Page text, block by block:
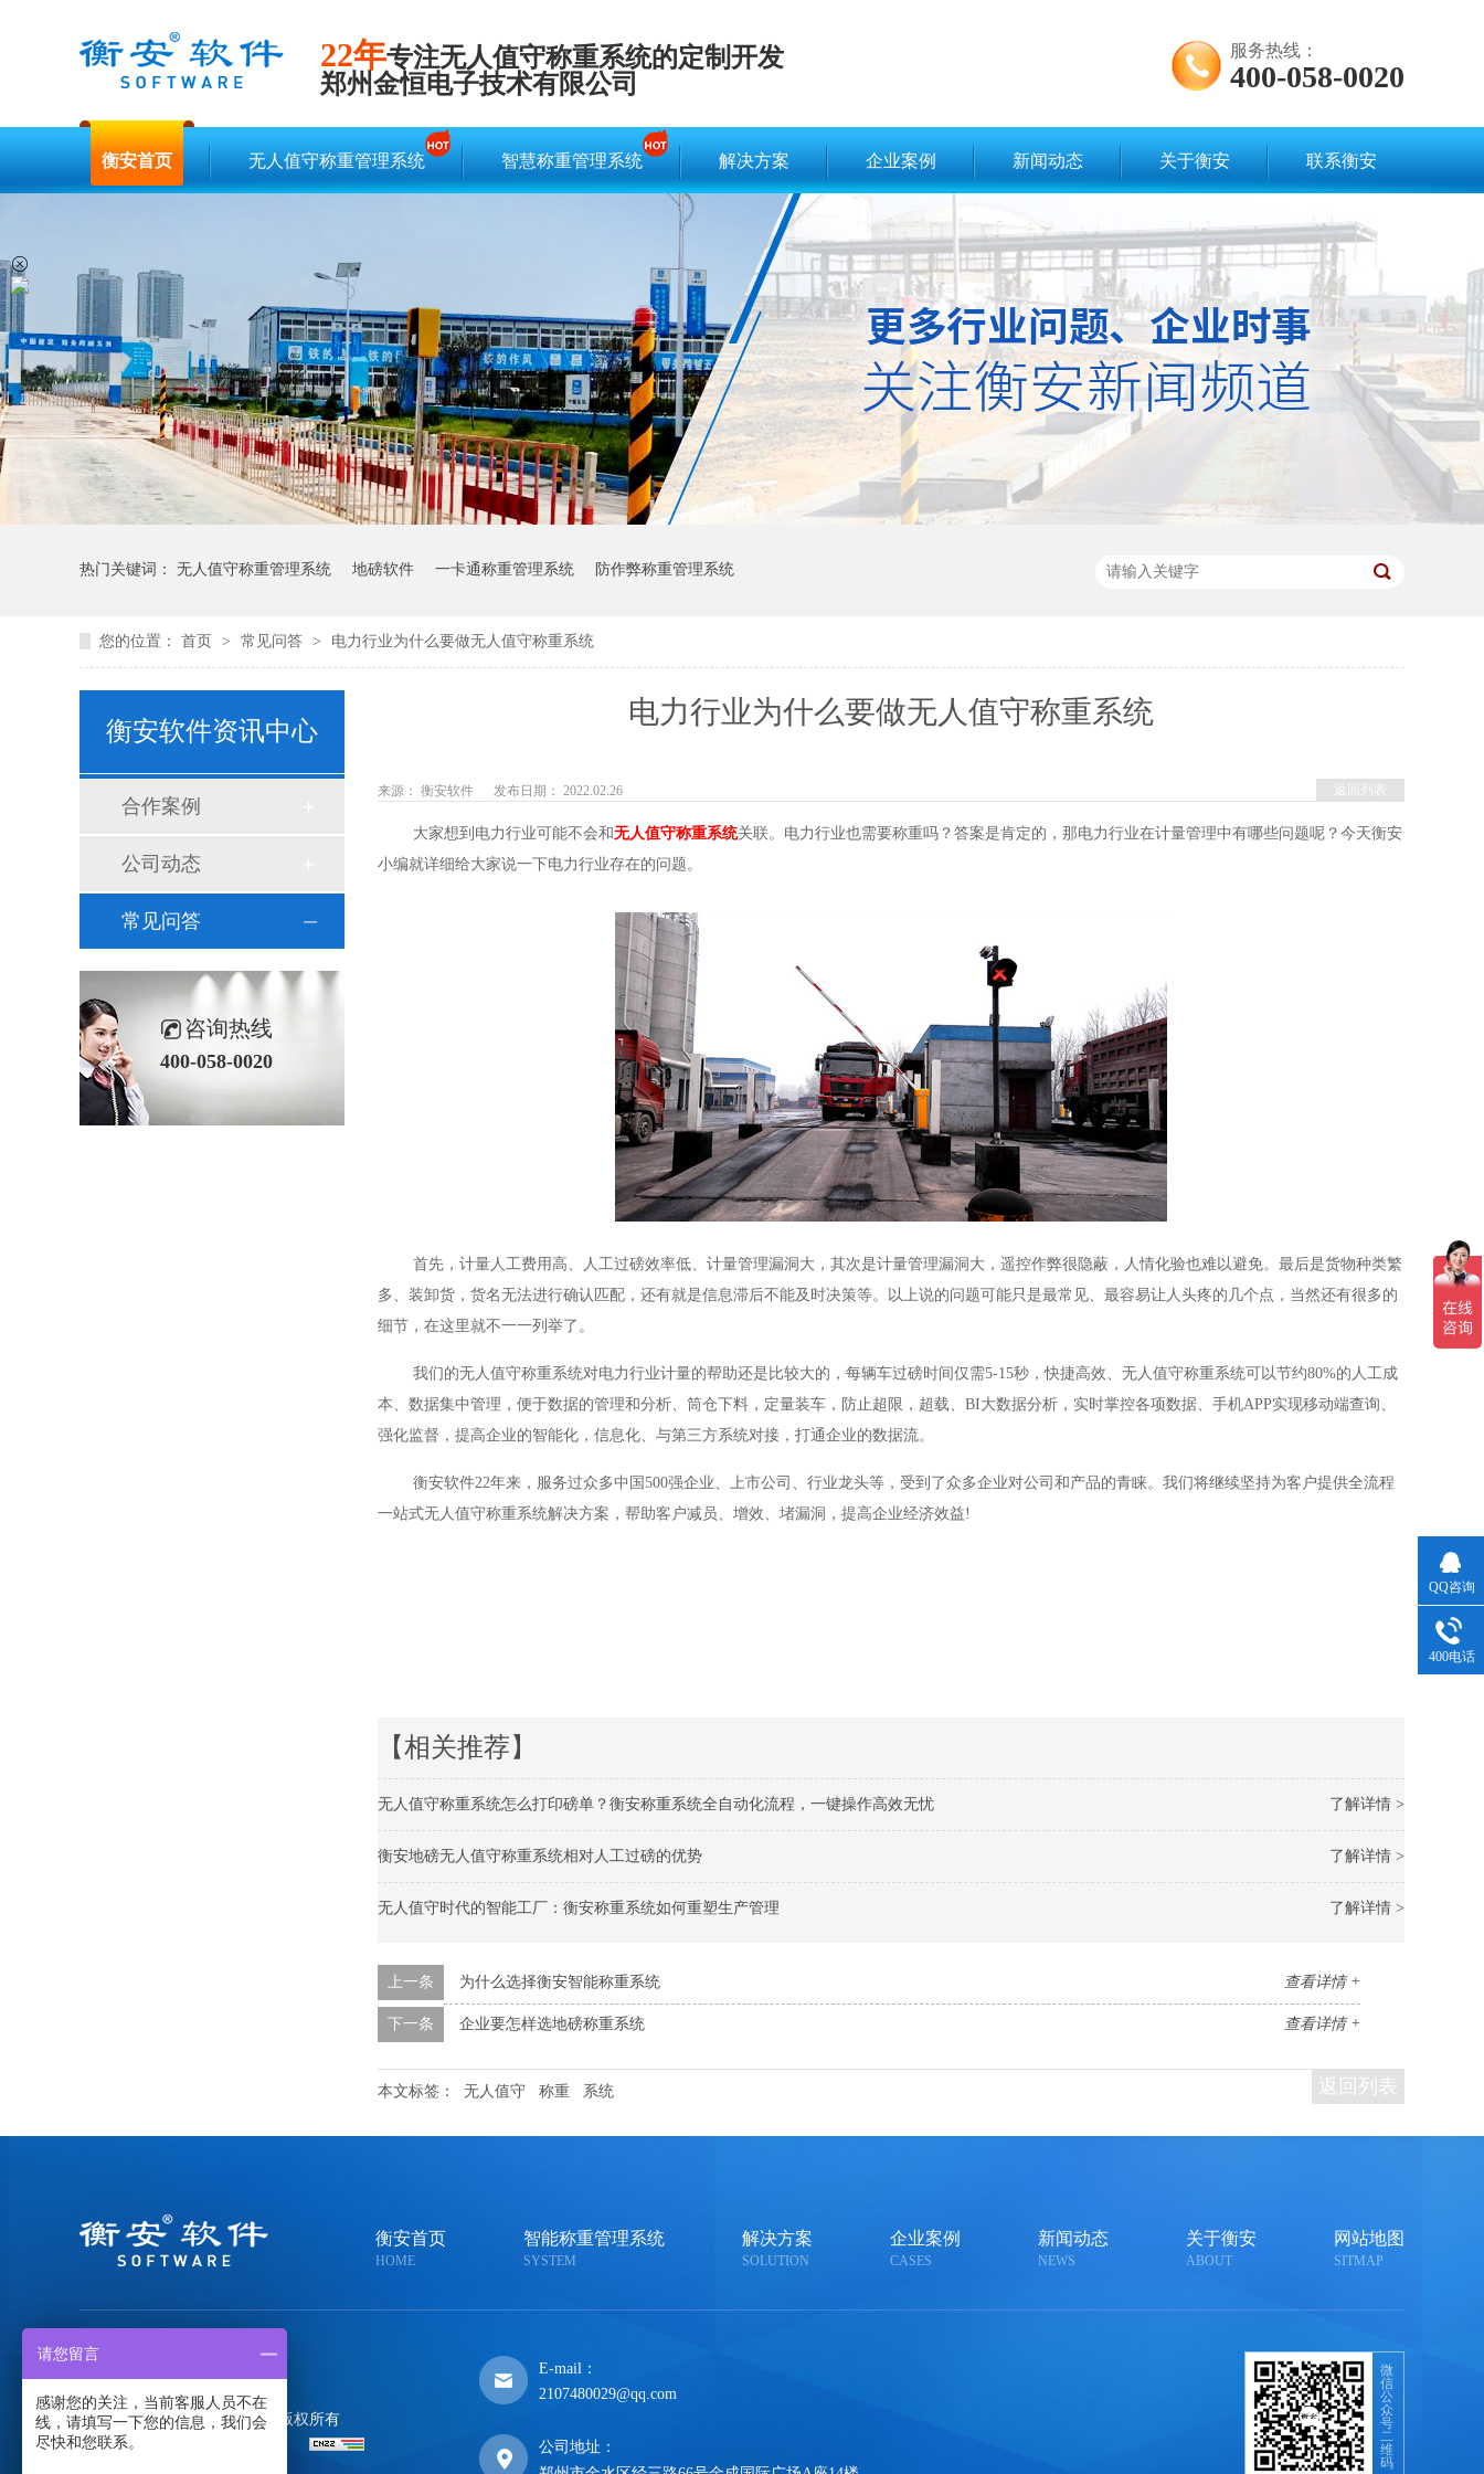
22年专注无人值守称重系统的定制开发
郑州金恒电子技术有限公司
服务热线：
400-058-0020
衡安首页 无人值守称重管理系统 智慧称重管理系统 解决方案 企业案例 新闻动态 关于衡安 联系衡安
热门关键词： 无人值守称重管理系统 地磅软件 一卡通称重管理系统 防作弊称重管理系统
您的位置： 首页 > 常见问答 > 电力行业为什么要做无人值守称重系统
电力行业为什么要做无人值守称重系统
返回列表
来源： 衡安软件 发布日期： 2022.02.26
大家想到电力行业可能不会和无人值守称重系统关联。电力行业也需要称重吗？答案是肯定的，那电力行业在计量管理中有哪些问题呢？今天衡安
小编就详细给大家说一下电力行业存在的问题。
首先，计量人工费用高、人工过磅效率低、计量管理漏洞大，其次是计量管理漏洞大，遥控作弊很隐蔽，人情化验也难以避免。最后是货物种类繁
多、装卸货，货名无法进行确认匹配，还有就是信息滞后不能及时决策等。以上说的问题可能只是最常见、最容易让人头疼的几个点，当然还有很多的
细节，在这里就不一一列举了。
我们的无人值守称重系统对电力行业计量的帮助还是比较大的，每辆车过磅时间仅需5-15秒，快捷高效、无人值守称重系统可以节约80%的人工成
本、数据集中管理，便于数据的管理和分析、筒仓下料，定量装车，防止超限，超载、BI大数据分析，实时掌控各项数据、手机APP实现移动端查询、
强化监督，提高企业的智能化，信息化、与第三方系统对接，打通企业的数据流。
衡安软件22年来，服务过众多中国500强企业、上市公司、行业龙头等，受到了众多企业对公司和产品的青睐。我们将继续坚持为客户提供全流程
一站式无人值守称重系统解决方案，帮助客户减员、增效、堵漏洞，提高企业经济效益!
【相关推荐】
了解详情 >
无人值守称重系统怎么打印磅单？衡安称重系统全自动化流程，一键操作高效无忧
了解详情 >
衡安地磅无人值守称重系统相对人工过磅的优势
了解详情 >
无人值守时代的智能工厂：衡安称重系统如何重塑生产管理
查看详情 +
上一条 为什么选择衡安智能称重系统
查看详情 +
下一条 企业要怎样选地磅称重系统
返回列表
本文标签： 无人值守 称重 系统
衡安软件资讯中心
合作案例
公司动态
常见问答
咨询热线
400-058-0020
衡安首页
HOME
智能称重管理系统
SYSTEM
解决方案
SOLUTION
企业案例
CASES
新闻动态
NEWS
关于衡安
ABOUT
网站地图
SITMAP
郑州金恒电子技术有限公司
版权所有
备案号：
E-mail：
2107480029@qq.com
公司地址：
微
信
公
众
号
二
维
码
QQ咨询
400电话
请您留言
感谢您的关注，当前客服人员不在
线，请填写一下您的信息，我们会
尽快和您联系。